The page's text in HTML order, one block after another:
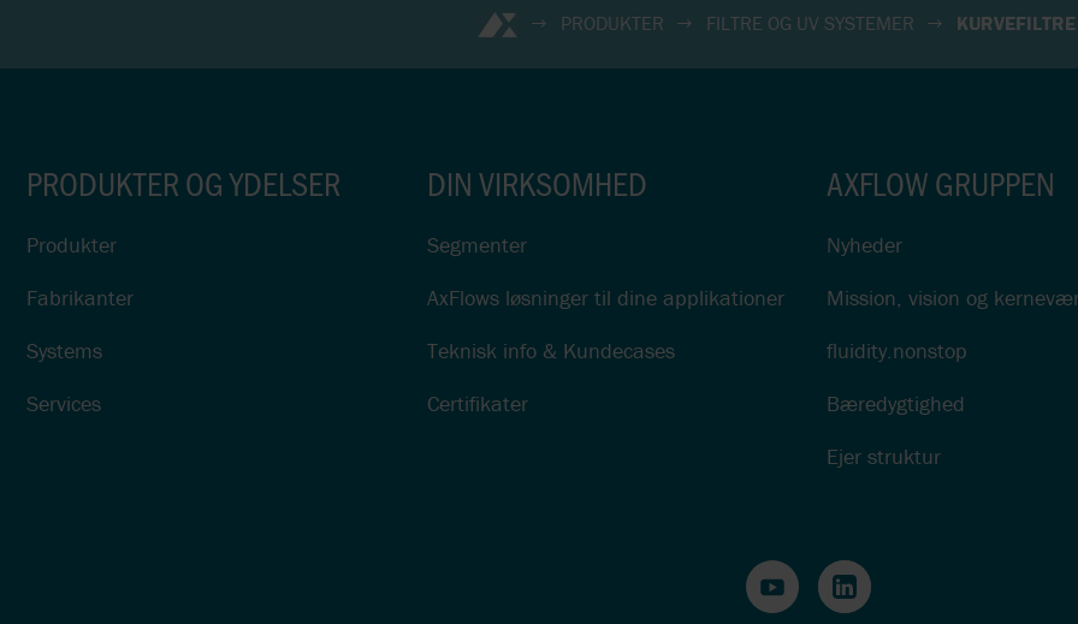
PRODUKTER FILTRE OG UV SYSTEMER
PRODUKTER OG YDELSER
Produkter
Fabrikanter
Systems
Services
DIN VIRKSOMHED
Segmenter
AxFlows løsninger til dine applikationer
Teknisk info & Kundecases
Certifikater
AXFLOW GRUPPEN
Nyheder
Mission, vision og
fluidity.nonstop
Bæredygtighed
Ejer struktur